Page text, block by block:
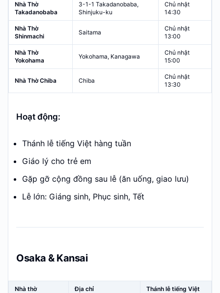
Nhà Thờ
Takadanobaba
3-1-1 Takadanobaba,
Shinjuku-ku
Chủ nhật
14:30
Nhà Thờ
Shinmachi
Saitama
Chủ nhật
13:00
Nhà Thờ
Yokohama
Yokohama, Kanagawa
Chủ nhật
15:00
Nhà Thờ Chiba Chiba
Chủ nhật
13:30
Hoạt động:
Thánh lễ tiếng Việt hàng tuần
Giáo lý cho trẻ em
Gặp gỡ cộng đồng sau lễ (ăn uống, giao lưu)
Lễ lớn: Giáng sinh, Phục sinh, Tết
Osaka & Kansai
Nhà thờ Địa chỉ Thánh lễ tiếng Việt